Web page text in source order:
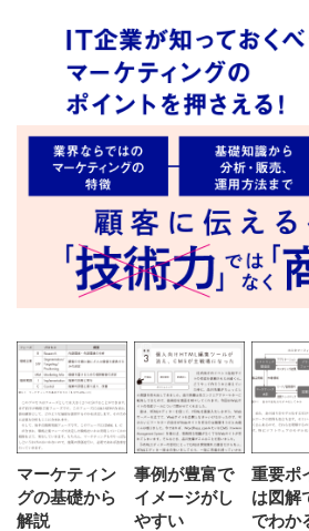
マーケティン
グの基礎から
解説
事例が豊富で
イメージがし
やすい
重要ポ
は図解
でわか